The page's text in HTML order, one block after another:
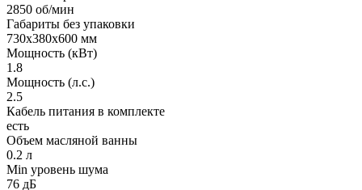
2850 об/мин
Габариты без упаковки
730х380х600 мм
Мощность (кВт)
1.8
Мощность (л.с.)
2.5
Кабель питания в комплекте
есть
Объем масляной ванны
0.2 л
Min уровень шума
76 дБ